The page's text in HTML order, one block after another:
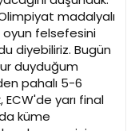
madalyalı
oyun felsefesini
diyebiliriz. Bugün
duyduğum
pahalı 5-6
yarı final
küme